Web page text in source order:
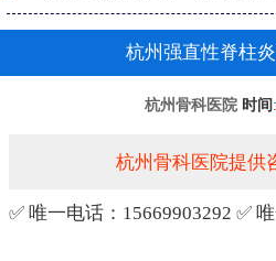
杭州强直性脊柱
杭州骨科医院 时间 :
杭州骨科医院提供
✅ 唯一电话：15669903292 ✅